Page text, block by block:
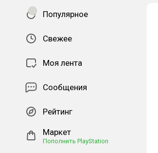
Популярное
Свежее
Моя лента
Сообщения
Рейтинг
Маркет
Пополнить PlayStation